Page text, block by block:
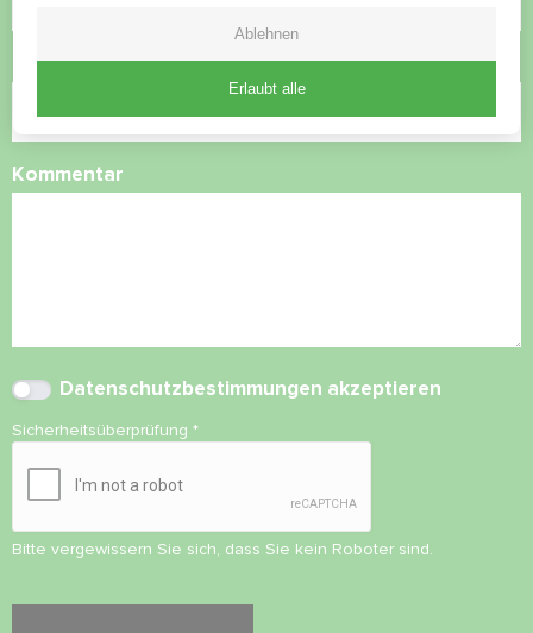
E-Mail
Kommentar
Datenschutzbestimmungen akzeptieren
Sicherheitsüberprüfung *
Bitte vergewissern Sie sich, dass Sie kein Roboter sind.
Ablehnen
Erlaubt alle